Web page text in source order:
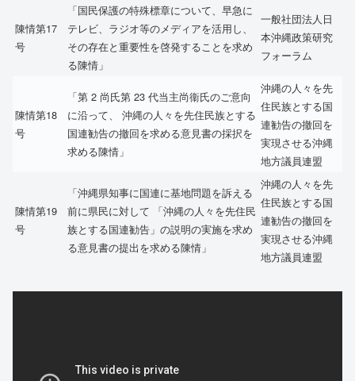
陳情第17
号
「国民保護の特殊標章について、早急に
テレビ、ラジオ等のメディアを活用し、
その存在と重要性を啓発することを求め
る陳情」
一般社団法人日
本沖縄政策研究
フォーラム
陳情第18
号
「第 2 尚氏第 23 代当主尚衞氏のご意向
に沿って、 沖縄の人々を先住民族とする
国連勧告の撤回を求める意見書の採択を
求める陳情」
沖縄の人々を先
住民族とする国
連勧告の撤回を
実現させる沖縄
地方議員連盟
陳情第19
号
「沖縄県知事に国連に基地問題を訴える
前に県民に対して 「沖縄の人々を先住民
族とする国連勧告」の説明の実施を求め
る意見書の提出を求める陳情」
沖縄の人々を先
住民族とする国
連勧告の撤回を
実現させる沖縄
地方議員連盟